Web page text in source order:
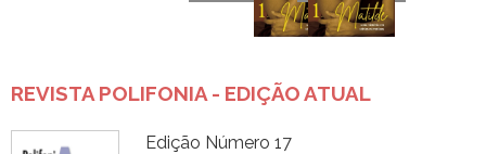
REVISTA POLIFONIA - EDIÇÃO ATUAL
Edição Número 17